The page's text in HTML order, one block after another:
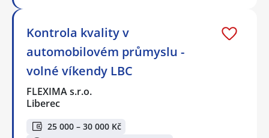
Kontrola kvality v
automobilovém průmyslu -
volné víkendy LBC
FLEXIMA s.r.o.
Liberec
25 000 – 30 000 Kč